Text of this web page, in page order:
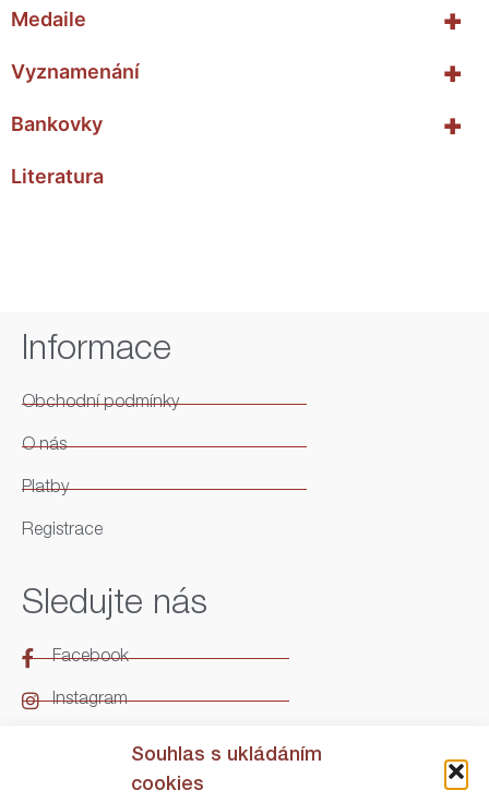
Souhlas s ukládáním
cookies
+
Medaile
+
Vyznamenání
+
Bankovky
Literatura
Informace
Obchodní podmínky
O nás
Platby
Registrace
Sledujte nás
Facebook
Instagram